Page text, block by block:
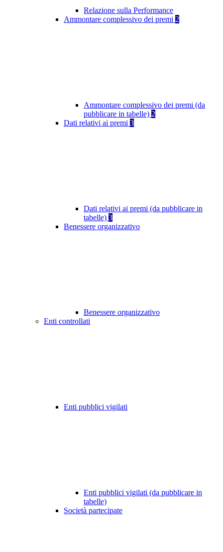
Relazione sulla Performance
Ammontare complessivo dei premi 2
Ammontare complessivo dei premi (da
pubblicare in tabelle) 2
Dati relativi ai premi 3
Dati relativi ai premi (da pubblicare in
tabelle) 3
Benessere organizzativo
Benessere organizzativo
Enti controllati
Enti pubblici vigilati
Enti pubblici vigilati (da pubblicare in
tabelle)
Società partecipate